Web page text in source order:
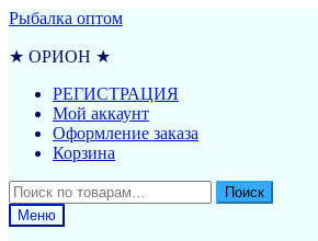
Перейти
навигации
Перейти
содержимому
Рыбалка оптом
★ ОРИОН ★
РЕГИСТРАЦИЯ
Мой аккаунт
Оформление заказа
Корзина
Искать:
Поиск
Меню